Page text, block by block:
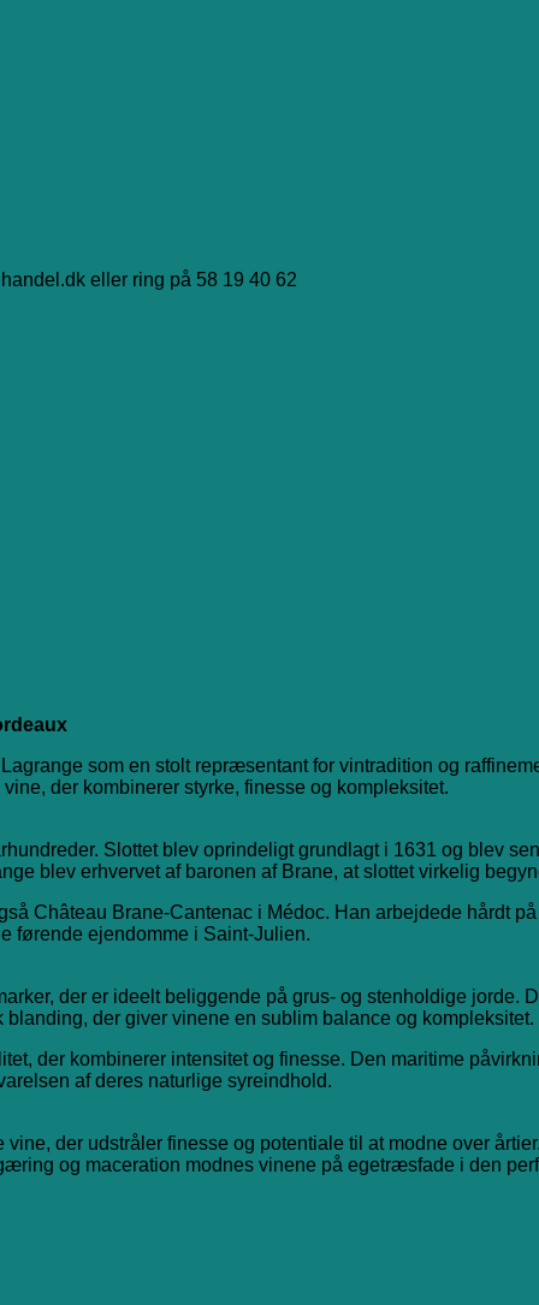
eller ring på 58 19 40 62
som en stolt repræsentant for vintradition og
der kombinerer styrke, finesse og kompleksitet.
Slottet blev oprindeligt grundlagt i 1631 og blev
blev erhvervet af baronen af Brane, at slottet virkelig
Château Brane-Cantenac i Médoc. Han arbejdede hårdt
førende ejendomme i Saint-Julien.
der er ideelt beliggende på grus- og stenholdige jorde.
der giver vinene en sublim balance og kompleksitet.
der kombinerer intensitet og finesse. Den maritime
af deres naturlige syreindhold.
der udstråler finesse og potentiale til at modne over
og maceration modnes vinene på egetræsfade i den